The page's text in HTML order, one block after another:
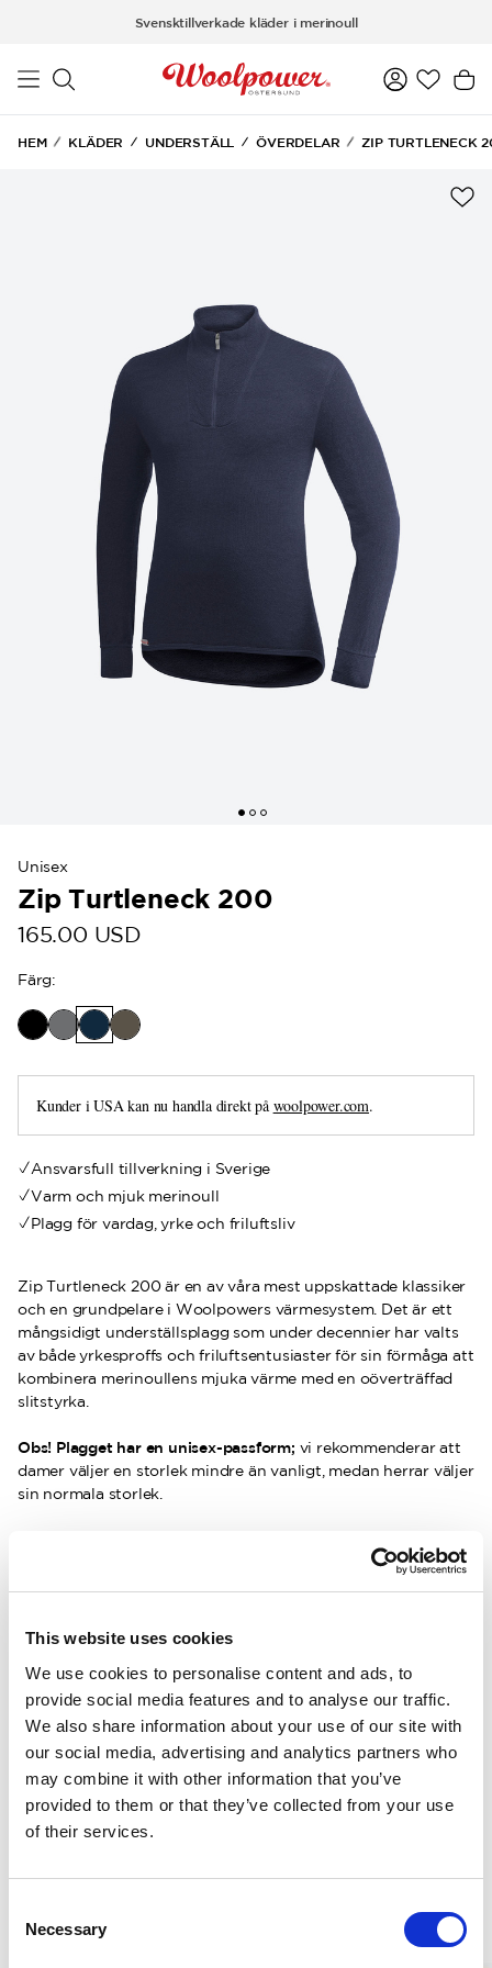
This website uses cookies
We use cookies to personalise content and ads, to
provide social media features and to analyse our traffic.
We also share information about your use of our site with
our social media, advertising and analytics partners who
may combine it with other information that you’ve
provided to them or that they’ve collected from your use
of their services.
Selection
Necessary
Hoppa till huvudinnehållSvensktillverkade kläder i merinoull
HEM KLÄDER UNDERSTÄLL ÖVERDELAR ZIP TURTLENECK
Unisex
Zip Turtleneck 200
165.00 USD
Färg:
Kunder i USA kan nu handla direkt på woolpower.com.
Ansvarsfull tillverkning i Sverige
Varm och mjuk merinoull
Plagg för vardag, yrke och friluftsliv
Zip Turtleneck 200 är en av våra mest uppskattade klassiker
och en grundpelare i Woolpowers värmesystem. Det är ett
mångsidigt underställsplagg som under decennier har valts
av både yrkesproffs och friluftsentusiaster för sin förmåga att
kombinera merinoullens mjuka värme med en oöverträffad
slitstyrka.
Obs! Plagget har en unisex-passform; vi rekommenderar att
damer väljer en storlek mindre än vanligt, medan herrar väljer
sin normala storlek.
DETALJER
Matchande produkter
Utan gylf. Hög isoleringsgrad. Låg vikt.
Woolcare
Skonsamt